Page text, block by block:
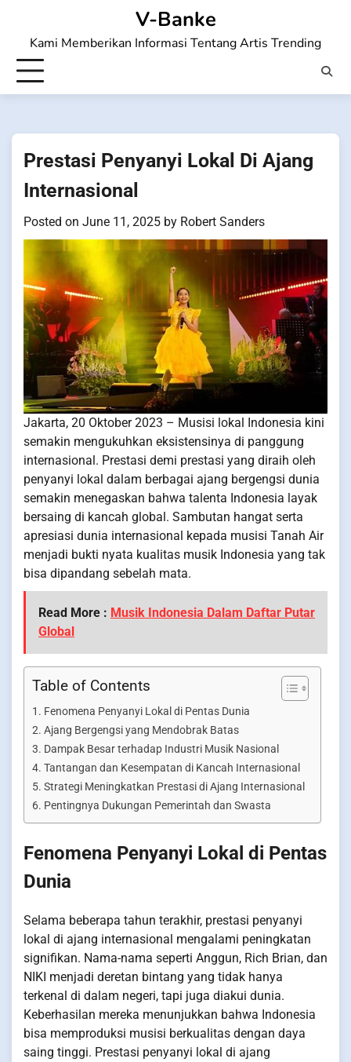
content
V-Banke
Kami Memberikan Informasi Tentang Artis Trending
Prestasi Penyanyi Lokal Di Ajang
Internasional
Posted on June 11, 2025 by Robert Sanders
Jakarta, 20 Oktober 2023 – Musisi lokal Indonesia kini
semakin mengukuhkan eksistensinya di panggung
internasional. Prestasi demi prestasi yang diraih oleh
penyanyi lokal dalam berbagai ajang bergengsi dunia
semakin menegaskan bahwa talenta Indonesia layak
bersaing di kancah global. Sambutan hangat serta
apresiasi dunia internasional kepada musisi Tanah Air
menjadi bukti nyata kualitas musik Indonesia yang tak
bisa dipandang sebelah mata.
Read More : Musik Indonesia Dalam Daftar Putar
Global
Table of Contents
Fenomena Penyanyi Lokal di Pentas Dunia
Ajang Bergengsi yang Mendobrak Batas
Dampak Besar terhadap Industri Musik Nasional
Tantangan dan Kesempatan di Kancah Internasional
Strategi Meningkatkan Prestasi di Ajang Internasional
Pentingnya Dukungan Pemerintah dan Swasta
Fenomena Penyanyi Lokal di Pentas
Dunia
Selama beberapa tahun terakhir, prestasi penyanyi
lokal di ajang internasional mengalami peningkatan
signifikan. Nama-nama seperti Anggun, Rich Brian, dan
NIKI menjadi deretan bintang yang tidak hanya
terkenal di dalam negeri, tapi juga diakui dunia.
Keberhasilan mereka menunjukkan bahwa Indonesia
bisa memproduksi musisi berkualitas dengan daya
saing tinggi. Prestasi penyanyi lokal di ajang